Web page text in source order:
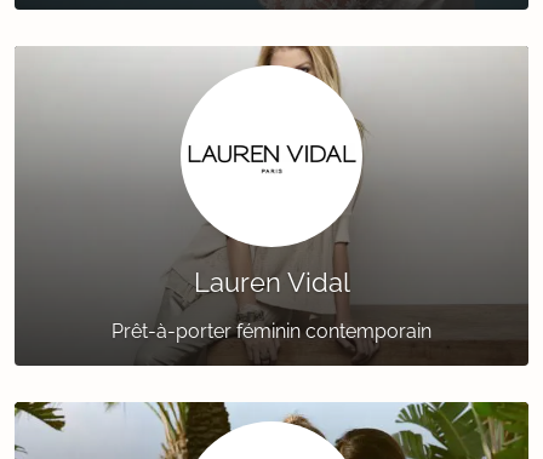
Lauren Vidal
Prêt-à-porter féminin contemporain